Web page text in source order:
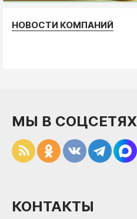
НОВОСТИ КОМПАНИЙ
МЫ В СОЦСЕТЯХ
КОНТАКТЫ